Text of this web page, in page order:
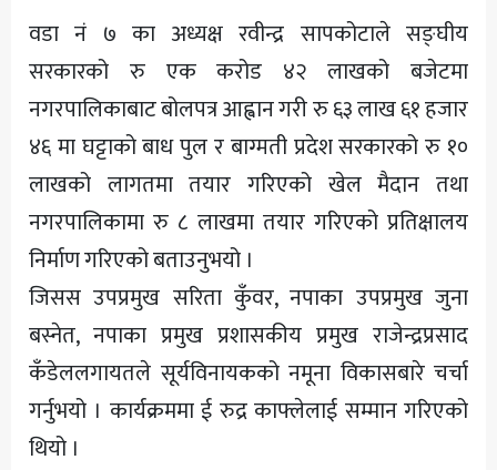
वडा नं ७ का अध्यक्ष रवीन्द्र सापकोटाले सङ्घीय
सरकारको रु एक करोड ४२ लाखको बजेटमा
नगरपालिकाबाट बोलपत्र आह्वान गरी रु ६३ लाख ६१ हजार
४६ मा घट्टाको बाध पुल र बाग्मती प्रदेश सरकारको रु १०
लाखको लागतमा तयार गरिएको खेल मैदान तथा
नगरपालिकामा रु ८ लाखमा तयार गरिएको प्रतिक्षालय
निर्माण गरिएको बताउनुभयो ।
जिसस उपप्रमुख सरिता कुँवर, नपाका उपप्रमुख जुना
बस्नेत, नपाका प्रमुख प्रशासकीय प्रमुख राजेन्द्रप्रसाद
कँडेललगायतले सूर्यविनायकको नमूना विकासबारे चर्चा
गर्नुभयो । कार्यक्रममा ई रुद्र काफ्लेलाई सम्मान गरिएको
थियो ।